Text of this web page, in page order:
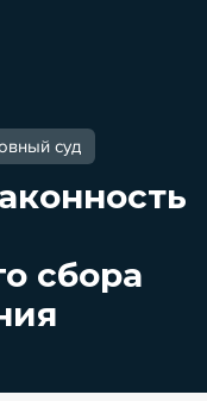
суд
сбора